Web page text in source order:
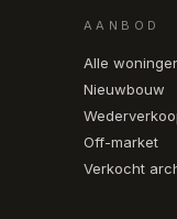
AANBOD
Alle
Nieuwbouw
Off-market
Verkocht